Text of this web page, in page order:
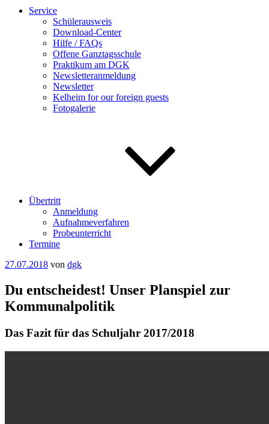
Service
Schülerausweis
Download-Center
Hilfe / FAQs
Offene Ganztagsschule
Praktikum am DGK
Newsletteranmeldung
Newsletter
Kelheim for our foreign guests
Fotogalerie
Übertritt
Anmeldung
Aufnahmeverfahren
Probeunterricht
Termine
Veröffentlicht
27.07.2018 von dgk
Du entscheidest! Unser Planspiel zur
Kommunalpolitik
Das Fazit für das Schuljahr 2017/2018